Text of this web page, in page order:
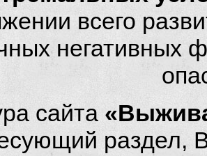
всего
негативных
сайта
раздел,